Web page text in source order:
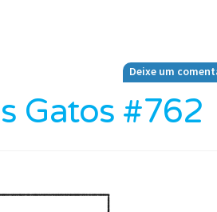
Deixe um
Gatos #762